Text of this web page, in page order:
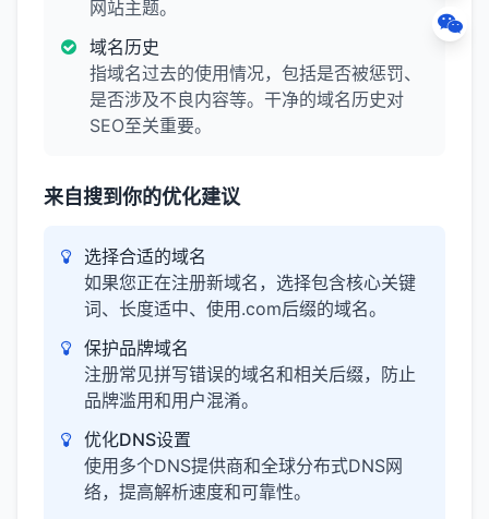
网站主题。
域名历史
指域名过去的使用情况，包括是否被惩罚、
是否涉及不良内容等。干净的域名历史对
SEO至关重要。
来自搜到你的优化建议
选择合适的域名
如果您正在注册新域名，选择包含核心关键
词、长度适中、使用.com后缀的域名。
保护品牌域名
注册常见拼写错误的域名和相关后缀，防止
品牌滥用和用户混淆。
优化DNS设置
使用多个DNS提供商和全球分布式DNS网
络，提高解析速度和可靠性。